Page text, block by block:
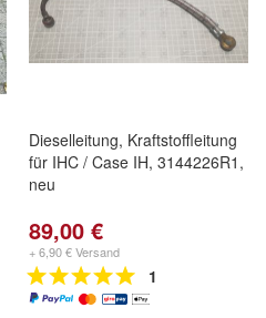
Dieselleitung, Kraftstoffleitung
für IHC / Case IH, 3144226R1,
neu
89,00 €
+ 6,90 € Versand
1